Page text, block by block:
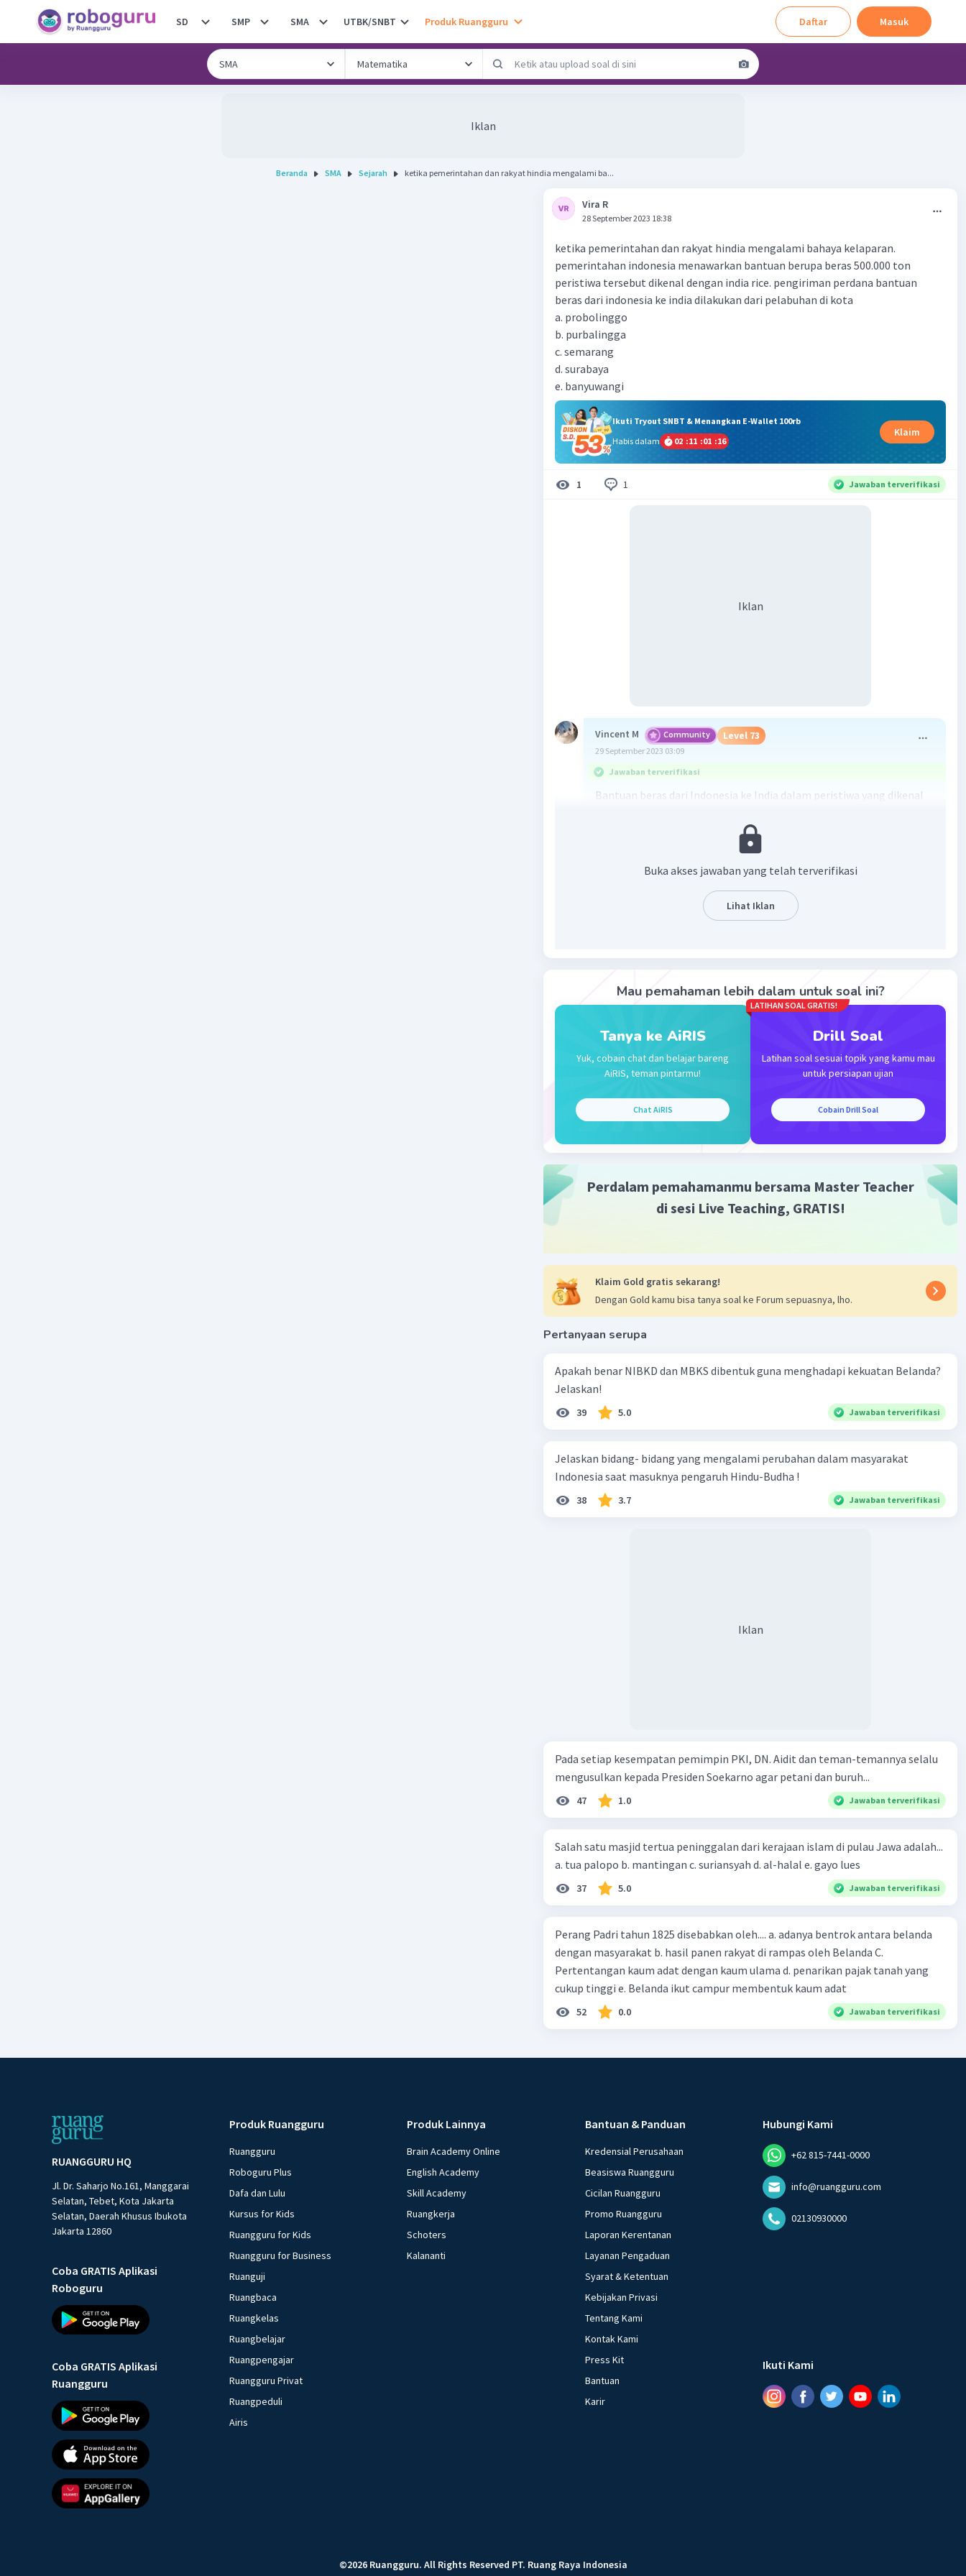
SD SMP SMA UTBK/SNBT Produk Ruangguru Daftar Masuk
Iklan
Beranda SMA Sejarah ketika pemerintahan dan rakyat hindia mengalami ba...
Vira R
28 September 2023 18:38
ketika pemerintahan dan rakyat hindia mengalami bahaya kelaparan.
pemerintahan indonesia menawarkan bantuan berupa beras 500.000 ton
peristiwa tersebut dikenal dengan india rice. pengiriman perdana bantuan
beras dari indonesia ke india dilakukan dari pelabuhan di kota
a. probolinggo
b. purbalingga
c. semarang
d. surabaya
e. banyuwangi
Ikuti Tryout SNBT & Menangkan E-Wallet 100rb
Habis dalam
02 :11 :01 :15
Klaim
1 1 Jawaban terverifikasi
Iklan
Vincent M Community Level 73
29 September 2023 03:09
Jawaban terverifikasi
Bantuan beras dari Indonesia ke India dalam peristiwa yang dikenal
Surabaya. Jadi, jawabannya adalah:
d. surabaya
Balas
Buka akses jawaban yang telah terverifikasi
Lihat Iklan
Mau pemahaman lebih dalam untuk soal ini?
Tanya ke AiRIS
Yuk, cobain chat dan belajar bareng
AiRIS, teman pintarmu!
Chat AiRIS
LATIHAN SOAL GRATIS!
Drill Soal
Latihan soal sesuai topik yang kamu mau
untuk persiapan ujian
Cobain Drill Soal
Perdalam pemahamanmu bersama Master Teacher
di sesi Live Teaching, GRATIS!
Klaim Gold gratis sekarang!
Dengan Gold kamu bisa tanya soal ke Forum sepuasnya, lho.
Pertanyaan serupa
Apakah benar NIBKD dan MBKS dibentuk guna menghadapi kekuatan Belanda?
Jelaskan!
39 5.0 Jawaban terverifikasi
Jelaskan bidang- bidang yang mengalami perubahan dalam masyarakat
Indonesia saat masuknya pengaruh Hindu-Budha !
38 3.7 Jawaban terverifikasi
Iklan
Pada setiap kesempatan pemimpin PKI, DN. Aidit dan teman-temannya selalu
mengusulkan kepada Presiden Soekarno agar petani dan buruh...
47 1.0 Jawaban terverifikasi
Salah satu masjid tertua peninggalan dari kerajaan islam di pulau Jawa adalah...
a. tua palopo b. mantingan c. suriansyah d. al-halal e. gayo lues
37 5.0 Jawaban terverifikasi
Perang Padri tahun 1825 disebabkan oleh.... a. adanya bentrok antara belanda
dengan masyarakat b. hasil panen rakyat di rampas oleh Belanda C.
Pertentangan kaum adat dengan kaum ulama d. penarikan pajak tanah yang
cukup tinggi e. Belanda ikut campur membentuk kaum adat
52 0.0 Jawaban terverifikasi
RUANGGURU HQ
Jl. Dr. Saharjo No.161, Manggarai
Selatan, Tebet, Kota Jakarta
Selatan, Daerah Khusus Ibukota
Jakarta 12860
Coba GRATIS Aplikasi
Roboguru
Coba GRATIS Aplikasi
Ruangguru
Produk Ruangguru
Ruangguru
Roboguru Plus
Dafa dan Lulu
Kursus for Kids
Ruangguru for Kids
Ruangguru for Business
Ruanguji
Ruangbaca
Ruangkelas
Ruangbelajar
Ruangpengajar
Ruangguru Privat
Ruangpeduli
Airis
Produk Lainnya
Brain Academy Online
English Academy
Skill Academy
Ruangkerja
Schoters
Kalananti
Bantuan & Panduan
Kredensial Perusahaan
Beasiswa Ruangguru
Cicilan Ruangguru
Promo Ruangguru
Laporan Kerentanan
Layanan Pengaduan
Syarat & Ketentuan
Kebijakan Privasi
Tentang Kami
Kontak Kami
Press Kit
Bantuan
Karir
Hubungi Kami
+62 815-7441-0000
info@ruangguru.com
02130930000
Ikuti Kami
©2026 Ruangguru. All Rights Reserved PT. Ruang Raya Indonesia